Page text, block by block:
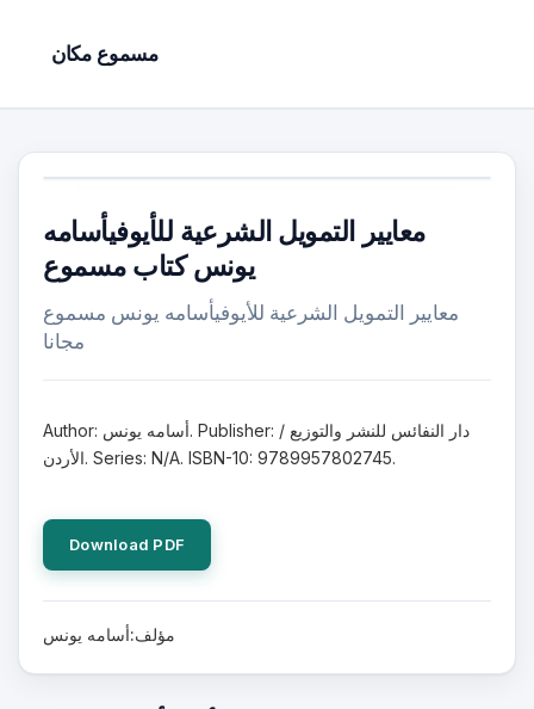
مسموع مكان
معايير التمويل الشرعية للأيوفيأسامه
يونس كتاب مسموع
معايير التمويل الشرعية للأيوفيأسامه يونس مسموع
مجانا
Author: أسامه يونس. Publisher: دار النفائس للنشر والتوزيع /
الأردن. Series: N/A. ISBN-10: 9789957802745.
Download PDF
مؤلف:أسامه يونس